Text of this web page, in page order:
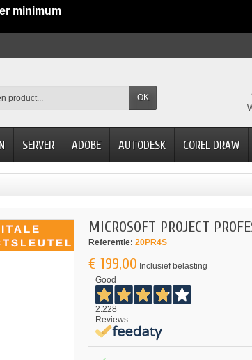
minimum
OK
SERVER ADOBE AUTODESK COREL DRAW
MICROSOFT PROJECT
Referentie: 20PR4S
€ 199,00 Inclusief belasting
Good
2.228
Reviews